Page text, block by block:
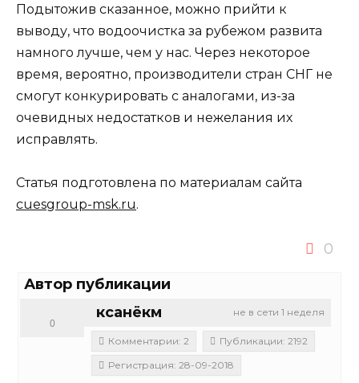
Подытожив сказанное, можно прийти к
выводу, что водоочистка за рубежом развита
намного лучше, чем у нас. Через некоторое
время, вероятно, производители стран СНГ не
смогут конкурировать с аналогами, из-за
очевидных недостатков и нежелания их
исправлять.
Статья подготовлена по материалам сайта
cuesgroup-msk.ru.
0
Автор публикации
не в сети 1 неделя
ксанёкм
0
Комментарии: 2
Публикации: 2192
Регистрация: 28-09-2018